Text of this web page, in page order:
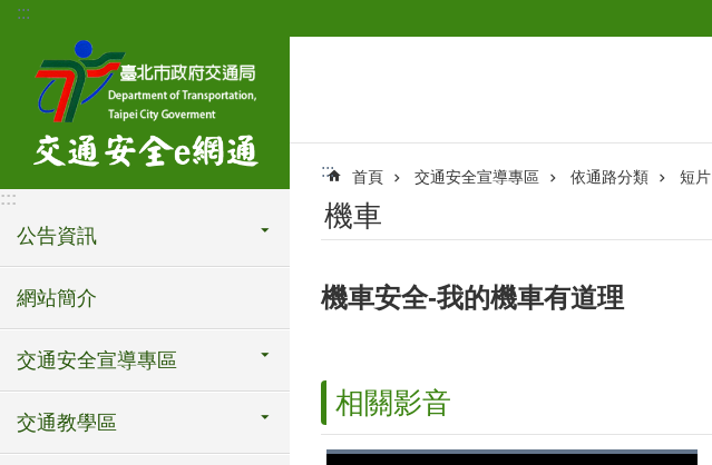
跳到主要內容區塊
:::
:::
公告資訊
網站簡介
交通安全宣導專區
交通教學區
::: 首頁 交通安全宣導專區 依通路分類 短片
機車
機車安全-我的機車有道理
相關影音